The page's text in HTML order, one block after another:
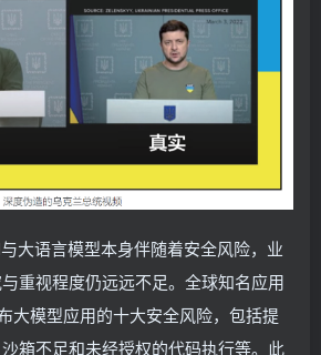
大语言模型本身伴随着安全风险，业
重视程度仍远远不足。全球知名应用
大模型应用的十大安全风险，包括提
箱不足和未经授权的代码执行等。此